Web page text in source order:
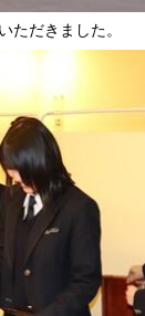
ただきました。